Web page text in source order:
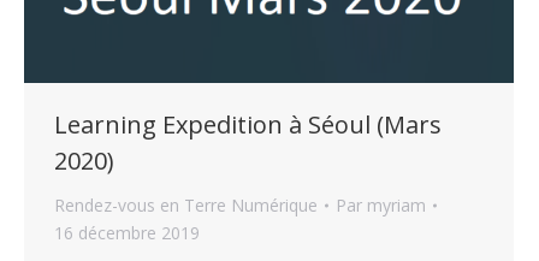
Learning Expedition à Séoul (Mars
2020)
Rendez-vous en Terre Numérique Par myriam
16 décembre 2019